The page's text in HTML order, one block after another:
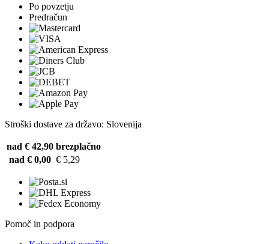
Po povzetju
Predračun
Stroški dostave za državo: Slovenija
nad € 42,90 brezplačno
nad € 0,00 € 5,29
Pomoč in podpora